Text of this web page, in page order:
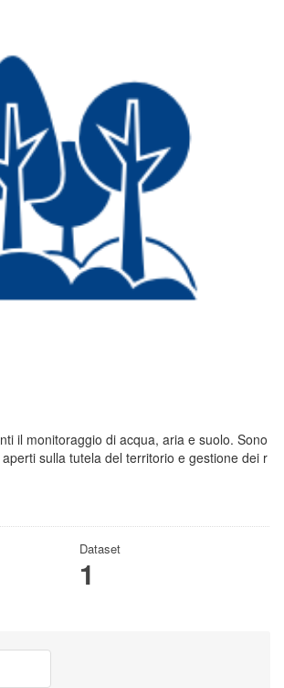
il monitoraggio di acqua, aria e suolo. Sono
sulla tutela del territorio e gestione dei r
Dataset
1